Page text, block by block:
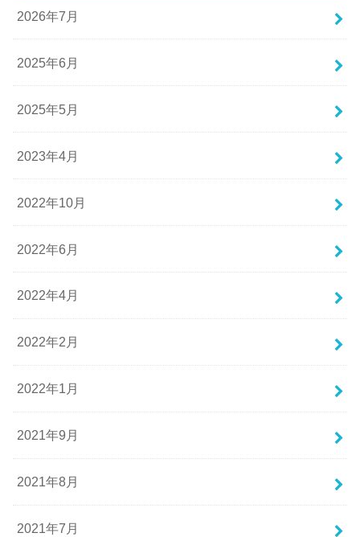
2026年7月
2025年6月
2025年5月
2023年4月
2022年10月
2022年6月
2022年4月
2022年2月
2022年1月
2021年9月
2021年8月
2021年7月